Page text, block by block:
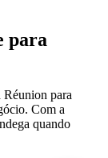
para
Réunion para
Com a
quando